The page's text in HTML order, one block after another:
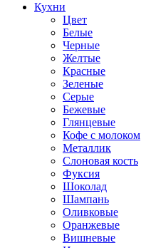
Кухни
Цвет
Белые
Черные
Желтые
Красные
Зеленые
Серые
Бежевые
Глянцевые
Кофе с молоком
Металлик
Слоновая кость
Фуксия
Шоколад
Шампань
Оливковые
Оранжевые
Вишневые